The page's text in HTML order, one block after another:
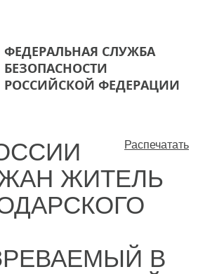
ФЕДЕРАЛЬНАЯ СЛУЖБА
БЕЗОПАСНОСТИ
РОССИЙСКОЙ ФЕДЕРАЦИИ
Распечатать
ЖИТЕЛЬ
В